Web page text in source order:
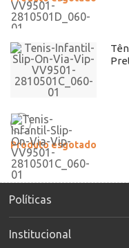
Produto esgotado
Políticas
Institucional